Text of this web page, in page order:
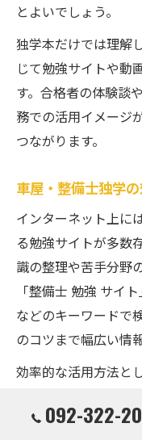
とよいでしょう。
独学本だけでは理解
じて勉強サイトや動
す。合格者の体験談
務での活用イメージ
つながります。
車屋・整備士独学
インターネット上に
る勉強サイトが多数
識の整理や苦手分野
「整備士 勉強 サイ
などのキーワードで
のコツまで幅広い情
効率的な活用方法と
座、最新技術の解
げられます。サイト
092-322-